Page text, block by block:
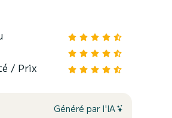
/ Prix
Généré par l'IA